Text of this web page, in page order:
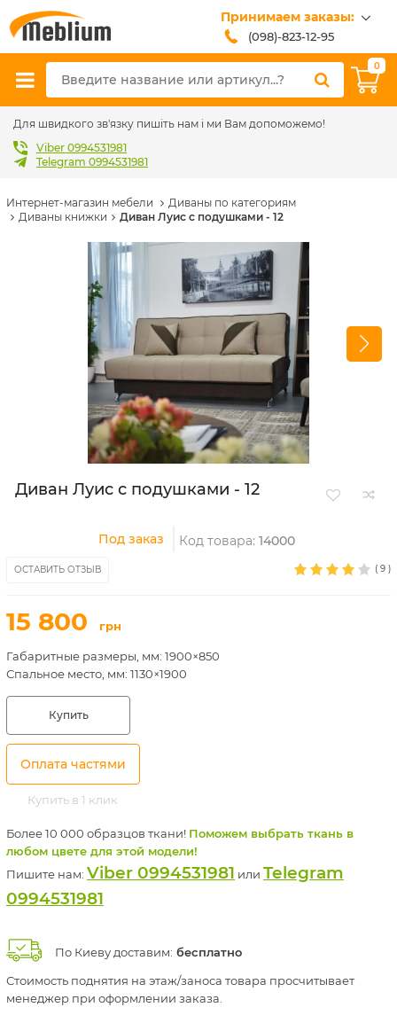
Принимаем заказы:
(098)-823-12-95
(099)-608-42-32
(093)-618-62-02
sales@meblium.com.ua
0
Для швидкого зв'язку пишіть нам і ми Вам допоможемо!
Viber 0994531981
Telegram 0994531981
Интернет-магазин мебели
Диваны по категориям
Диваны книжки
Диван Луис с подушками - 12
Диван Луис с подушками - 12
Под заказ Код товара: 14000
ОСТАВИТЬ ОТЗЫВ ( 9 )
15 800 грн
Габаритные размеры, мм: 1900×850
Спальное место, мм: 1130×1900
Купить
Оплата частями
Купить в 1 клик
Более 10 000 образцов ткани! Поможем выбрать ткань в
любом цвете для этой модели!
Пишите нам: Viber 0994531981 или Telegram
0994531981
По Киеву доставим: бесплатно
Стоимость поднятия на этаж/заноса товара просчитывает
менеджер при оформлении заказа.